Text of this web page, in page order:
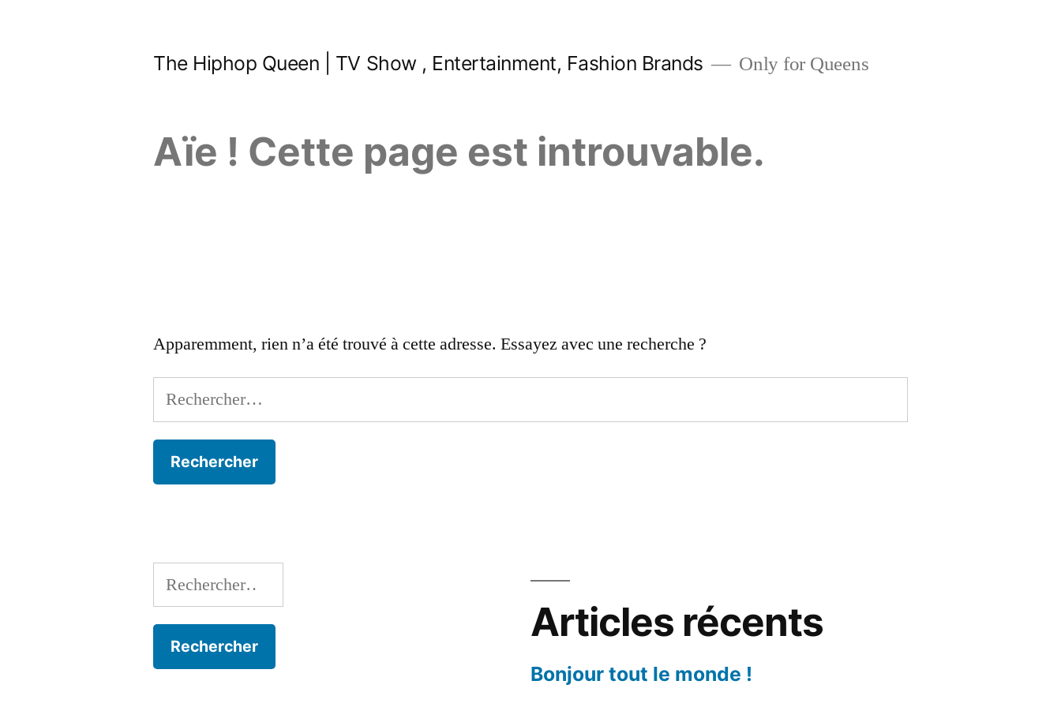
The Hiphop Queen | TV Show , Entertainment, Fashion Brands Only for Queens
Aïe ! Cette page est introuvable.
Apparemment, rien n’a été trouvé à cette adresse. Essayez avec une recherche ?
Rechercher :
Rechercher :
Articles récents
Bonjour tout le monde !